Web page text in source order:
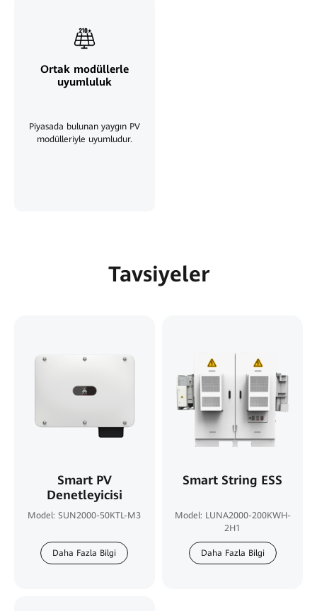
Ortak modüllerle
uyumluluk
Piyasada bulunan yaygın PV
modülleriyle uyumludur.
Tavsiyeler
Smart PV
Denetleyicisi
Model: SUN2000-50KTL-M3
Daha Fazla Bilgi
Smart String ESS
Model: LUNA2000-200KWH-
2H1
Daha Fazla Bilgi